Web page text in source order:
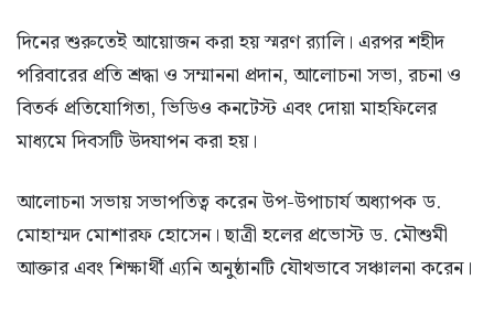
দিনের শুরুতেই আয়োজন করা হয় স্মরণ র‌্যালি। এরপর শহীদ
পরিবারের প্রতি শ্রদ্ধা ও সম্মাননা প্রদান, আলোচনা সভা, রচনা ও
বিতর্ক প্রতিযোগিতা, ভিডিও কনটেস্ট এবং দোয়া মাহফিলের
মাধ্যমে দিবসটি উদযাপন করা হয়।
আলোচনা সভায় সভাপতিত্ব করেন উপ-উপাচার্য অধ্যাপক ড.
মোহাম্মদ মোশারফ হোসেন। ছাত্রী হলের প্রভোস্ট ড. মৌশুমী
আক্তার এবং শিক্ষার্থী এ্যনি অনুষ্ঠানটি যৌথভাবে সঞ্চালনা করেন।